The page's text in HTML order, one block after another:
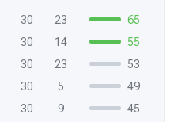
30 23
65
30 14
55
30 23
53
30 5
49
30 9
45